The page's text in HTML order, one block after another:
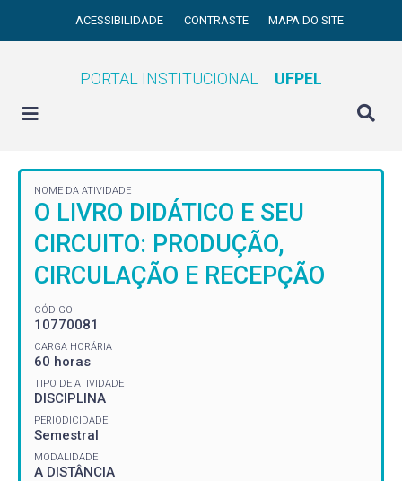
ACESSIBILIDADE CONTRASTE MAPA DO SITE
PORTAL INSTITUCIONAL UFPEL
NOME DA ATIVIDADE
O LIVRO DIDÁTICO E SEU
CIRCUITO: PRODUÇÃO,
CIRCULAÇÃO E RECEPÇÃO
CÓDIGO
10770081
CARGA HORÁRIA
60 horas
TIPO DE ATIVIDADE
DISCIPLINA
PERIODICIDADE
Semestral
MODALIDADE
A DISTÂNCIA